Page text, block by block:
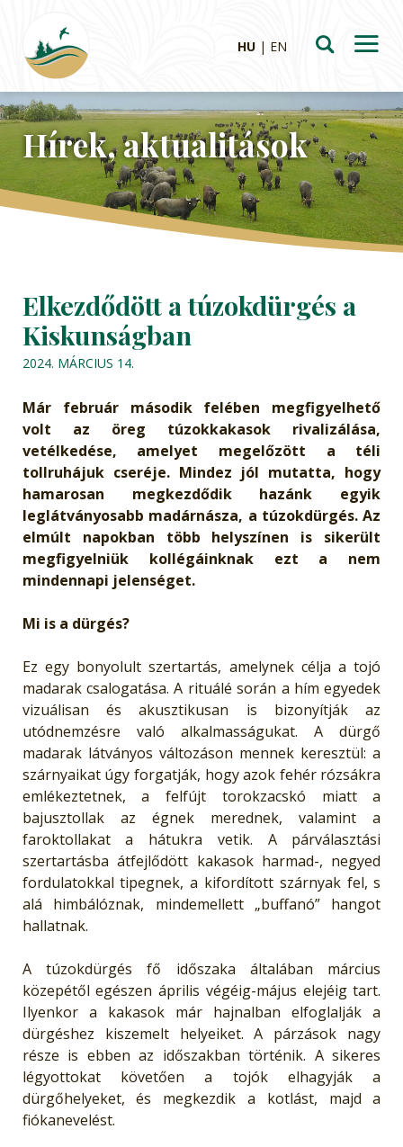
HU EN
Hírek, aktualitások
Elkezdődött a túzokdürgés a
Kiskunságban
2024. MÁRCIUS 14.
Már február második felében megfigyelhető
volt az öreg túzokkakasok rivalizálása,
vetélkedése, amelyet megelőzött a téli
tollruhájuk cseréje. Mindez jól mutatta, hogy
hamarosan megkezdődik hazánk egyik
leglátványosabb madárnásza, a túzokdürgés. Az
elmúlt napokban több helyszínen is sikerült
megfigyelniük kollégáinknak ezt a nem
mindennapi jelenséget.
Mi is a dürgés?
Ez egy bonyolult szertartás, amelynek célja a tojó
madarak csalogatása. A rituálé során a hím egyedek
vizuálisan és akusztikusan is bizonyítják az
utódnemzésre való alkalmasságukat. A dürgő
madarak látványos változáson mennek keresztül: a
szárnyaikat úgy forgatják, hogy azok fehér rózsákra
emlékeztetnek, a felfújt torokzacskó miatt a
bajusztollak az égnek merednek, valamint a
faroktollakat a hátukra vetik. A párválasztási
szertartásba átfejlődött kakasok harmad-, negyed
fordulatokkal tipegnek, a kifordított szárnyak fel, s
alá himbálóznak, mindemellett „buffanó” hangot
hallatnak.
A túzokdürgés fő időszaka általában március
közepétől egészen április végéig-május elejéig tart.
Ilyenkor a kakasok már hajnalban elfoglalják a
dürgéshez kiszemelt helyeiket. A párzások nagy
része is ebben az időszakban történik. A sikeres
légyottokat követően a tojók elhagyják a
dürgőhelyeket, és megkezdik a kotlást, majd a
fiókanevelést.